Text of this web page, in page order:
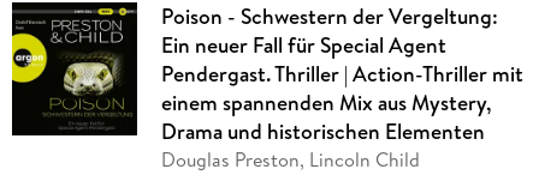
Poison - Schwestern der Vergeltung:
Ein neuer Fall für Special Agent
Pendergast. Thriller | Action-Thriller mit
einem spannenden Mix aus Mystery,
Drama und historischen Elementen
Douglas Preston, Lincoln Child